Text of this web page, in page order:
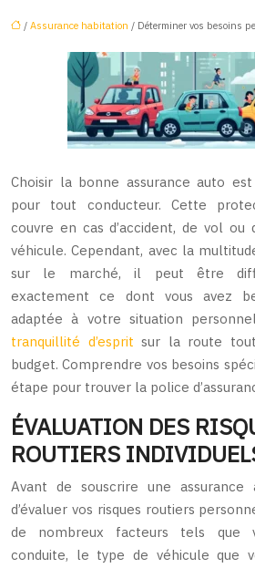
/ Assurance habitation / Déterminer vos besoins
Choisir la bonne assurance auto
pour tout conducteur. Cette
couvre en cas d’accident, de vol ou
véhicule. Cependant, avec la
sur le marché, il peut être
exactement ce dont vous avez
adaptée à votre situation
tranquillité d’esprit sur la route
budget. Comprendre vos besoins
étape pour trouver la police
ÉVALUATION DES
ROUTIERS
Avant de souscrire une
d’évaluer vos risques routiers
de nombreux facteurs tels que
conduite, le type de véhicule que